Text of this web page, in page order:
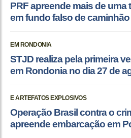
PRF apreende mais de uma
em fundo falso de caminhão
EM RONDONIA
STJD realiza pela primeira
em Rondonia no dia 27 de
E ARTEFATOS EXPLOSIVOS
Operação Brasil contra o
apreende embarcação em